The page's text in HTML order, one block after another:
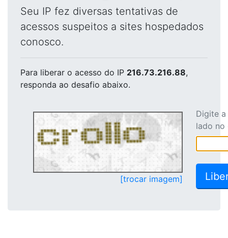
Seu IP fez diversas tentativas de
acessos suspeitos a sites hospedados
conosco.
Para liberar o acesso do IP 216.73.216.88,
responda ao desafio abaixo.
[trocar imagem]
Digite
lado no